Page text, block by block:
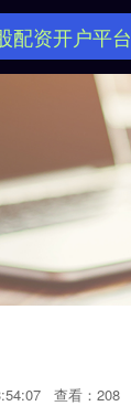
配资开户平台
查看：208